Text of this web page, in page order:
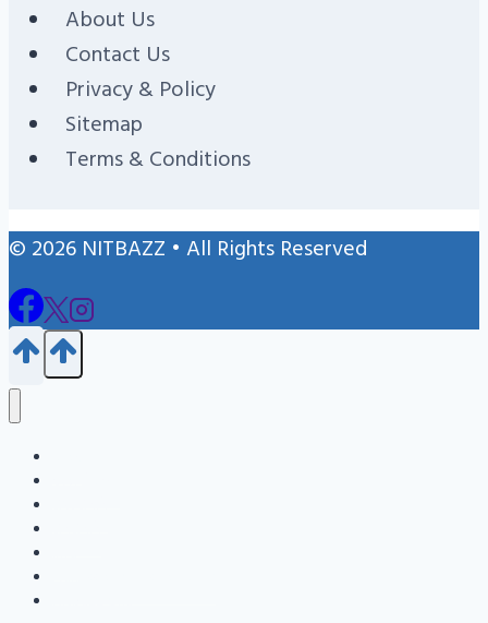
About Us
Contact Us
Privacy & Policy
Sitemap
Terms & Conditions
© 2026 NITBAZZ • All Rights Reserved